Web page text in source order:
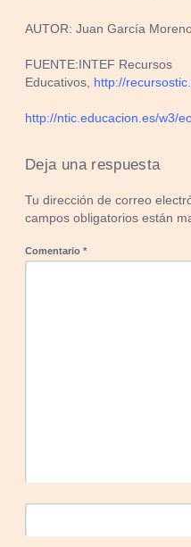
AUTOR: Juan García
FUENTE:INTEF Recursos
Educativos, http://
http://ntic.educacion.es/w3/
Deja una respuesta
Tu dirección de correo
campos obligatorios están
Comentario*